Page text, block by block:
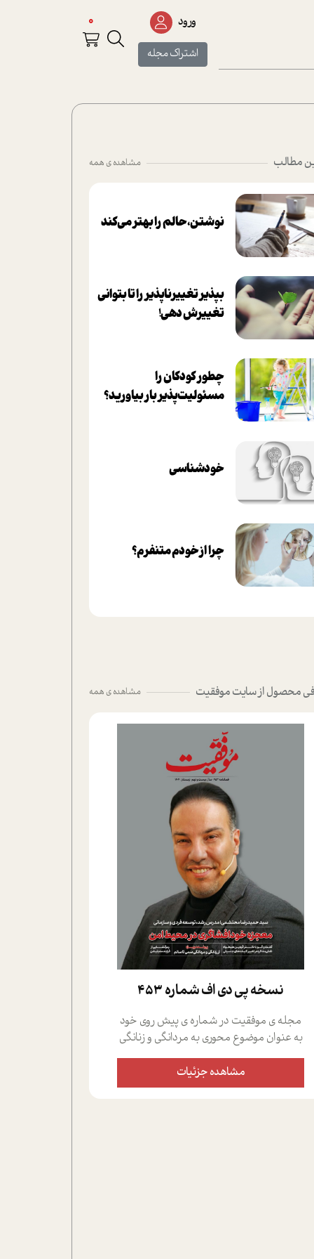
ورود
اشتراک مجله
0
مطالب مشاهده ی همه
نوشتن، حالم را بهتر می‌کند
بپذير تغييرناپذير را تا بتواني
تغييرش دهي!‏
چطور کودکان را
مسئولیت‌پذیر بار بیاورید؟
خودشناسی
چرا از خودم متنفرم؟
محصول از سایت موفقیت مشاهده ی همه
نسخه پي دي اف شماره 453
مجله ی موفقیت در شماره ی پیش روی خود
به عنوان موضوع محوری به مردانگی و زنانگی
سمی پرداخته است؛ علاوه بر این که؛ گفت و
گویی اختصاصی داشته ایم با فردین علیخواه،
جامعه شناس در بخش های مختلف تلاش
مشاهده جزئیات